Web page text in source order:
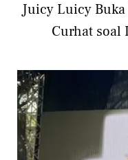
Juicy Luicy
Curhat soal